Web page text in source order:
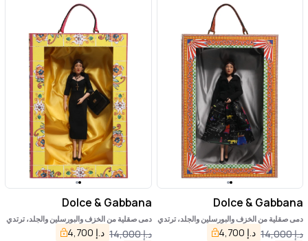
Dolce & Gabbana
دمى صقلية من الخزف والبورسلين والجلد، ترتدي
فساتين سوداءد.إ14,000 د.إ 4,700
Dolce & Gabbana
دمى صقلية من الخزف والبورسلين والجلد، ترتدي
فساتين سوداءد.إ14,000 د.إ 4,700